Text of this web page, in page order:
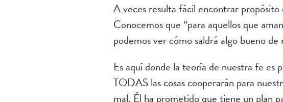
A veces resulta fácil encontrar
Conocemos que “para aquellos que
podemos ver cómo saldrá algo bueno
Es aquí donde la teoría de nuestra fe es
TODAS las cosas cooperarán para
mal. Él ha prometido que tiene un plan